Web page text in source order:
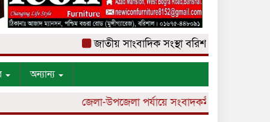
জাতীয় সাংবাদিক সংস্থা বরিশাল জেলা কমিটি
অন্যান্য
জেলা-উপজেলা পর্যায়ে সংবাদকর্মী নিয়োগ চলছে।